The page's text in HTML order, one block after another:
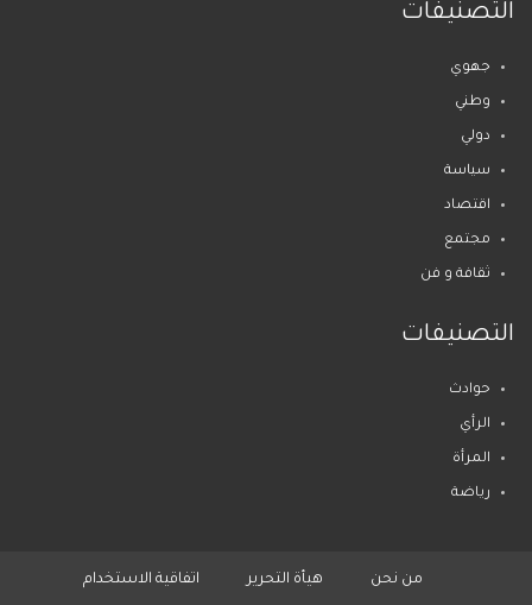
التصنيفات
جهوي
وطني
دولي
سياسة
اقتصاد
مجتمع
ثقافة و فن
التصنيفات
حوادث
الرأي
المرأة
رياضة
من نحن هيأة التحرير
اتفاقية الاستخدام